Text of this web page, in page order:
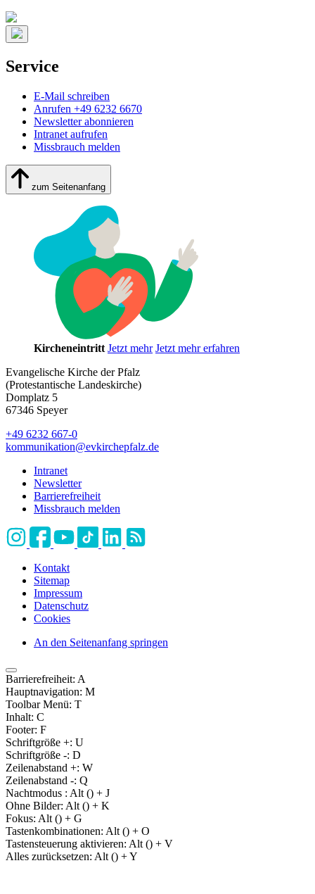
Service
E-Mail schreiben
Anrufen +49 6232 6670
Newsletter abonnieren
Intranet aufrufen
Missbrauch melden
zum Seitenanfang
Kircheneintritt Jetzt mehr Jetzt mehr erfahren
Evangelische Kirche der Pfalz
(Protestantische Landeskirche)
Domplatz 5
67346 Speyer
+49 6232 667-0
kommunikation@evkirchepfalz.de
Intranet
Newsletter
Barrierefreiheit
Missbrauch melden
Kontakt
Sitemap
Impressum
Datenschutz
Cookies
An den Seitenanfang springen
Barrierefreiheit: A
Hauptnavigation: M
Toolbar Menü: T
Inhalt: C
Footer: F
Schriftgröße +: U
Schriftgröße -: D
Zeilenabstand +: W
Zeilenabstand -: Q
Nachtmodus : Alt () + J
Ohne Bilder: Alt () + K
Fokus: Alt () + G
Tastenkombinationen: Alt () + O
Tastensteuerung aktivieren: Alt () + V
Alles zurücksetzen: Alt () + Y